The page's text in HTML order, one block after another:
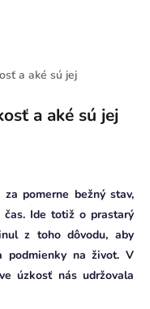
a aké sú jej
a aké sú jej
pomerne bežný stav,
Ide totiž o prastarý
z toho dôvodu, aby
podmienky na život. V
úzkosť nás udržovala